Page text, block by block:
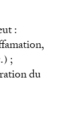
:
;
du